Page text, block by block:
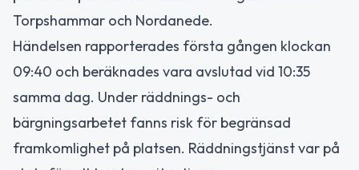
Torpshammar och Nordanede.
Händelsen rapporterades första gången klockan
09:40 och beräknades vara avslutad vid 10:35
samma dag. Under räddnings- och
bärgningsarbetet fanns risk för begränsad
framkomlighet på platsen. Räddningstjänst var på